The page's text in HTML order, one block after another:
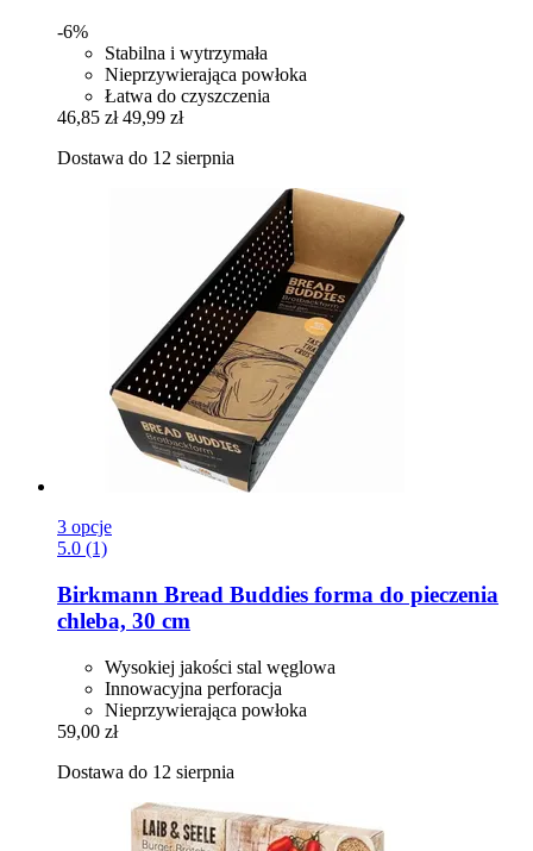
-6%
Stabilna i wytrzymała
Nieprzywierająca powłoka
Łatwa do czyszczenia
46,85 zł 49,99 zł
Dostawa do 12 sierpnia
3 opcje
5.0 (1)
Birkmann Bread Buddies forma do pieczenia
chleba, 30 cm
Wysokiej jakości stal węglowa
Innowacyjna perforacja
Nieprzywierająca powłoka
59,00 zł
Dostawa do 12 sierpnia